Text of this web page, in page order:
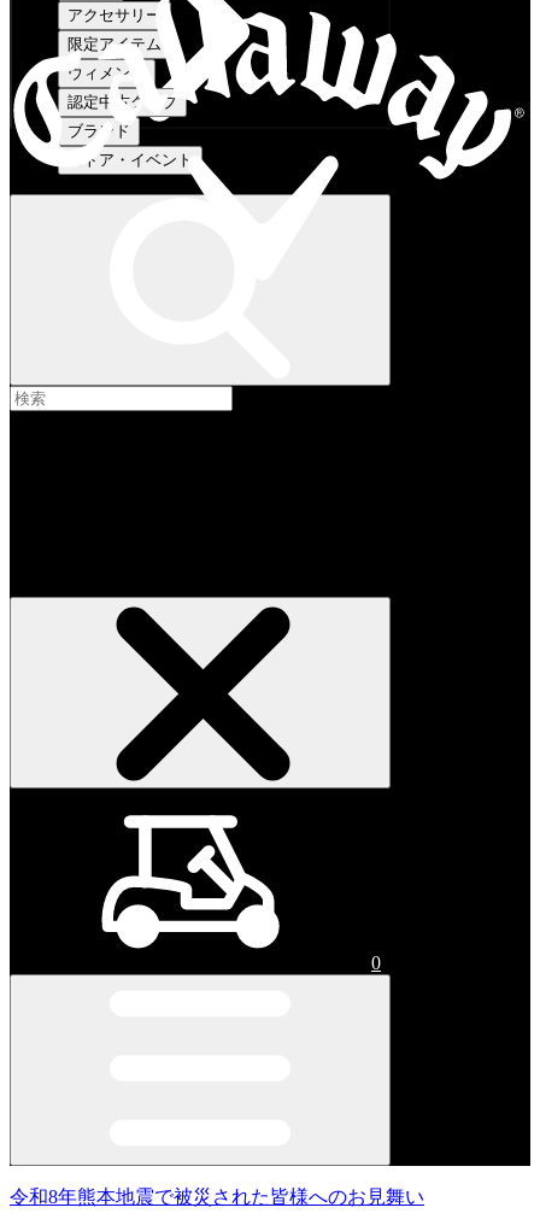
アクセサリー
限定アイテム
ウィメンズ
認定中古クラブ
ブランド
ストア・イベント
0
令和8年熊本地震で被災された皆様へのお見舞い